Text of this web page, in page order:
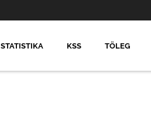
STATISTIKA KSS TÖLEG